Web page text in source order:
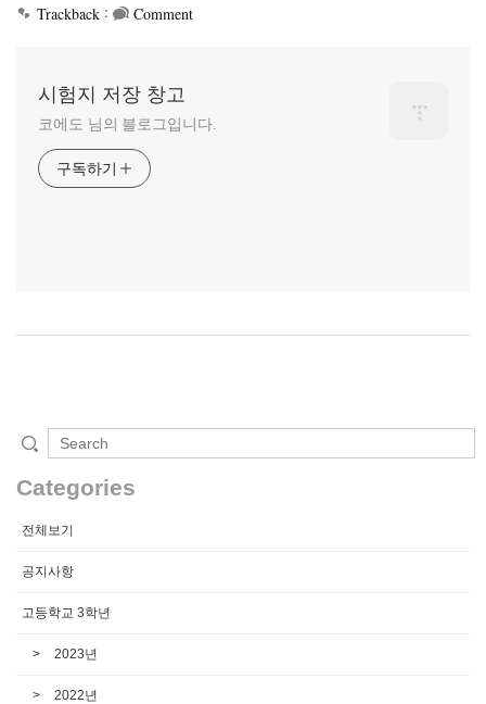
Trackback : Comment
시험지 저장 창고
코에도 님의 블로그입니다.
구독하기
Categories
전체보기
공지사항
고등학교 3학년
2023년
2022년